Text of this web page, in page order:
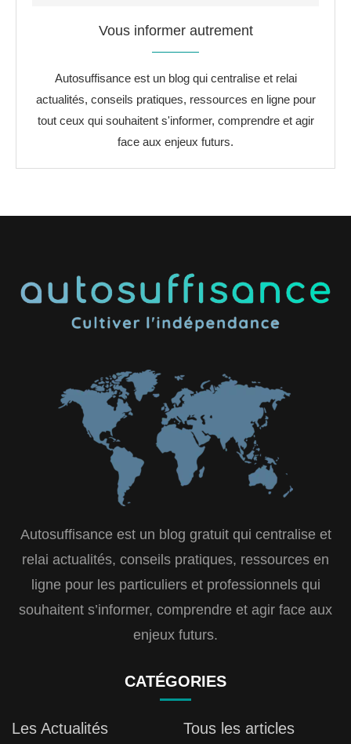
Vous informer autrement
Autosuffisance est un blog qui centralise et relai
actualités, conseils pratiques, ressources en ligne pour
tout ceux qui souhaitent s'informer, comprendre et agir
face aux enjeux futurs.
Autosuffisance est un blog gratuit qui centralise et
relai actualités, conseils pratiques, ressources en
ligne pour les particuliers et professionnels qui
souhaitent s’informer, comprendre et agir face aux
enjeux futurs.
CATÉGORIES
Les Actualités
Tous les articles